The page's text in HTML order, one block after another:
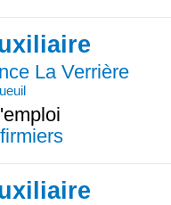
La Verrière